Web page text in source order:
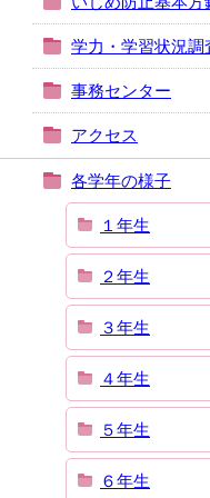
学力・学習状況調
事務センター
アクセス
各学年の様子
１年生
２年生
３年生
４年生
５年生
６年生